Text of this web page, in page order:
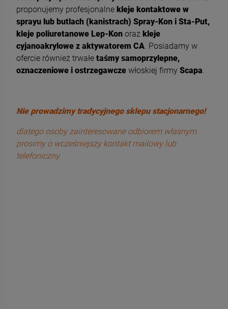
proponujemy profesjonalne kleje kontaktowe w
sprayu lub butlach (kanistrach) Spray-Kon i Sta-Put,
kleje poliuretanowe Lep-Kon oraz kleje
cyjanoakrylowe z aktywatorem CA. Posiadamy w
ofercie również trwałe taśmy samoprzylepne,
oznaczeniowe i ostrzegawcze włoskiej firmy Scapa.
Nie prowadzimy tradycyjnego sklepu stacjonarnego!
dlatego osoby zainteresowane odbiorem własnym
prosimy o wcześniejszy kontakt mailowy lub
telefoniczny.